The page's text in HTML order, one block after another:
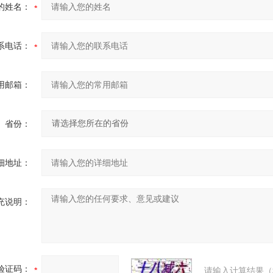
姓名：
电话：
邮箱：
省份：
地址：
说明：
证码： 请输入计算结果